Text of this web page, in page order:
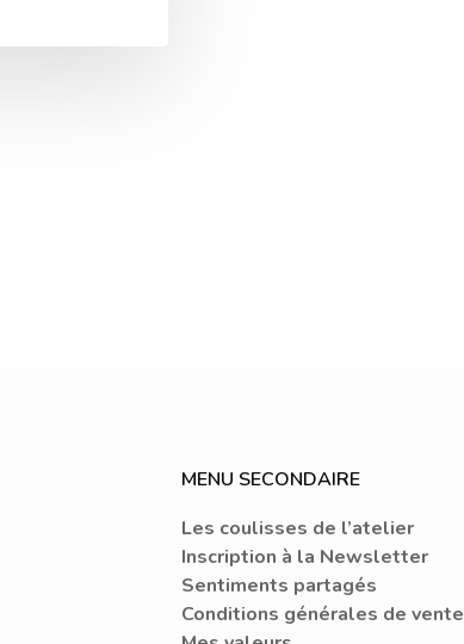
MENU SECONDAIRE
Les coulisses de l’atelier
Inscription à la Newsletter
Sentiments partagés
Conditions générales de vente